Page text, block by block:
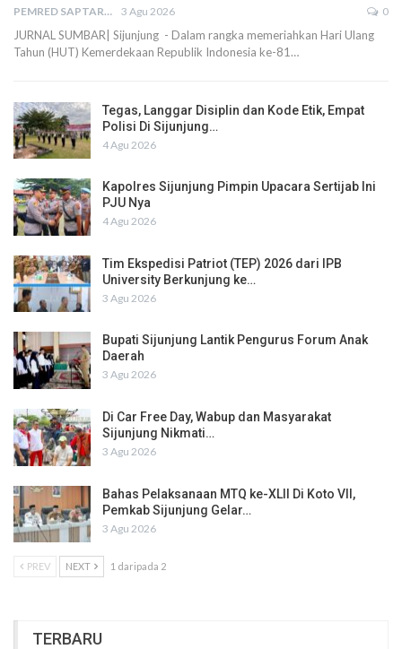
PEMRED SAPTARIUS 3 Agu 2026 0
JURNAL SUMBAR| Sijunjung - Dalam rangka memeriahkan Hari Ulang
Tahun (HUT) Kemerdekaan Republik Indonesia ke-81…
Tegas, Langgar Disiplin dan Kode Etik, Empat
Polisi Di Sijunjung…
4 Agu 2026
Kapolres Sijunjung Pimpin Upacara Sertijab Ini
PJU Nya
4 Agu 2026
Tim Ekspedisi Patriot (TEP) 2026 dari IPB
University Berkunjung ke…
3 Agu 2026
Bupati Sijunjung Lantik Pengurus Forum Anak
Daerah
3 Agu 2026
Di Car Free Day, Wabup dan Masyarakat
Sijunjung Nikmati…
3 Agu 2026
Bahas Pelaksanaan MTQ ke-XLII Di Koto VII,
Pemkab Sijunjung Gelar…
3 Agu 2026
PREV NEXT 1 daripada 2
TERBARU